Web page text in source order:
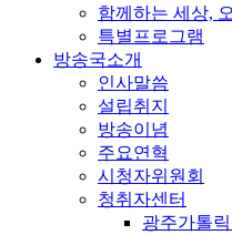
함께하는 세상,
특별프로그램
방송국소개
인사말씀
설립취지
방송이념
주요연혁
시청자위원회
청취자센터
광주가톨